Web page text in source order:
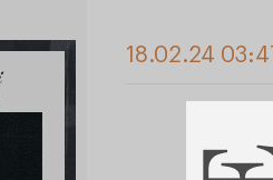
18.02.24